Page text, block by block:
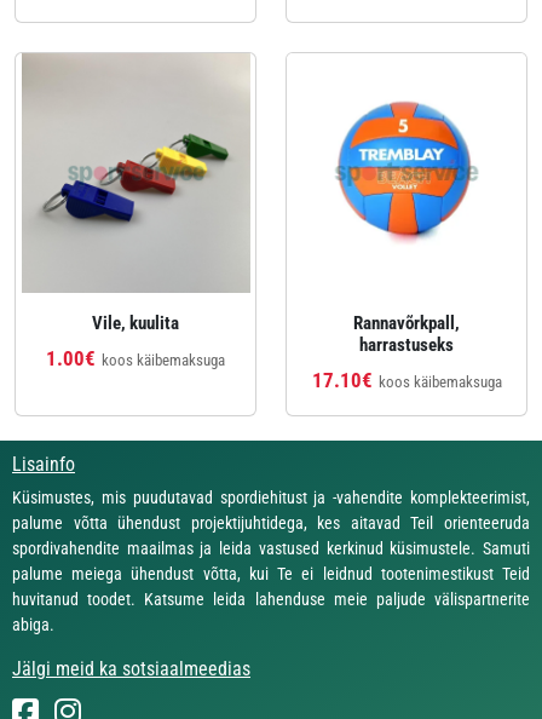
Vile, kuulita
1.00€ koos käibemaksuga
Rannavõrkpall,
harrastuseks
17.10€ koos käibemaksuga
Lisainfo
Küsimustes, mis puudutavad spordiehitust ja -vahendite komplekteerimist,
palume võtta ühendust projektijuhtidega, kes aitavad Teil orienteeruda
spordivahendite maailmas ja leida vastused kerkinud küsimustele. Samuti
palume meiega ühendust võtta, kui Te ei leidnud tootenimestikust Teid
huvitanud toodet. Katsume leida lahenduse meie paljude välispartnerite
abiga.
Jälgi meid ka sotsiaalmeedias